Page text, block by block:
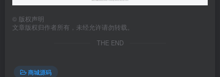
© 版权声明
文章版权归作者所有，未经允许请勿转载。
THE END
商城源码